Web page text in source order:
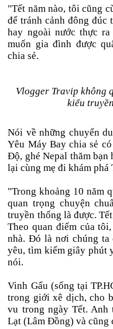
"Tết năm nào, tôi cũng
để tránh cảnh đông
hay ngoài nước thực
muốn gia đình được
chia sẻ.
Vlogger Travip không
kiểu
Nói về những chuyến
Yêu Máy Bay chia sẻ
Độ, ghé Nepal thăm bạn
lại cùng mẹ đi khám phá
"Trong khoảng 10 năm
quan trọng chuyện
truyền thống là được.
Theo quan điểm của
nhà. Đó là nơi chúng ta
yêu, tìm kiếm giây phút
nói.
Vinh Gấu (sống tại
trong giới xê dịch, cho
vu trong ngày Tết.
Lạt (Lâm Đồng) và cũng